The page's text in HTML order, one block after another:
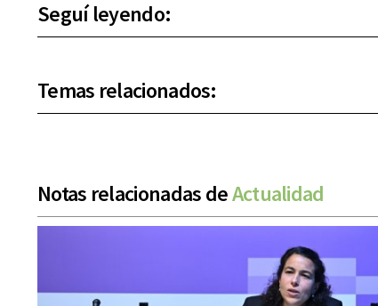
Seguí leyendo:
Temas relacionados:
Notas relacionadas deActualidad